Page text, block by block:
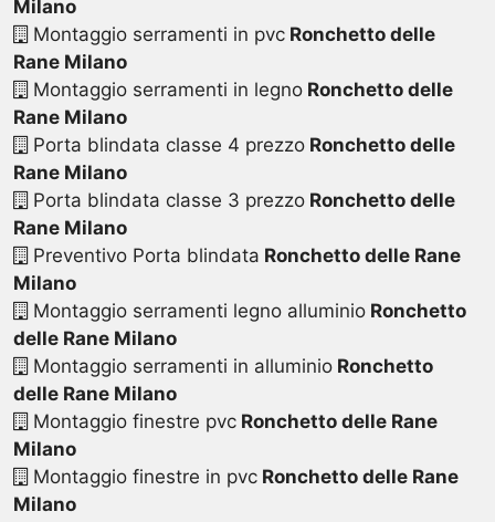
Milano
Montaggio serramenti in pvcRonchetto delle
Rane Milano
Montaggio serramenti in legnoRonchetto delle
Rane Milano
Porta blindata classe 4 prezzoRonchetto delle
Rane Milano
Porta blindata classe 3 prezzoRonchetto delle
Rane Milano
Preventivo Porta blindata Ronchetto delle Rane
Milano
Montaggio serramenti legno alluminioRonchetto
delle Rane Milano
Montaggio serramenti in alluminioRonchetto
delle Rane Milano
Montaggio finestre pvcRonchetto delle Rane
Milano
Montaggio finestre in pvcRonchetto delle Rane
Milano